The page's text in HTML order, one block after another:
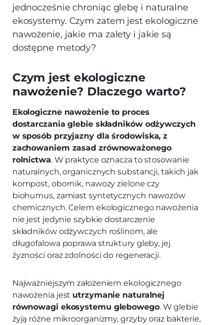
jednocześnie chroniąc glebę i naturalne
ekosystemy. Czym zatem jest ekologiczne
nawożenie, jakie ma zalety i jakie są
dostępne metody?
Czym jest ekologiczne
nawożenie? Dlaczego warto?
Ekologiczne nawożenie to proces
dostarczania glebie składników odżywczych
w sposób przyjazny dla środowiska, z
zachowaniem zasad zrównoważonego
rolnictwa. W praktyce oznacza to stosowanie
naturalnych, organicznych substancji, takich jak
kompost, obornik, nawozy zielone czy
biohumus, zamiast syntetycznych nawozów
chemicznych. Celem ekologicznego nawożenia
nie jest jedynie szybkie dostarczenie
składników odżywczych roślinom, ale
długofalowa poprawa struktury gleby, jej
żyzności oraz zdolności do regeneracji.
Najważniejszym założeniem ekologicznego
nawożenia jest utrzymanie naturalnej
równowagi ekosystemu glebowego. W glebie
żyją różne mikroorganizmy, grzyby oraz bakterie,